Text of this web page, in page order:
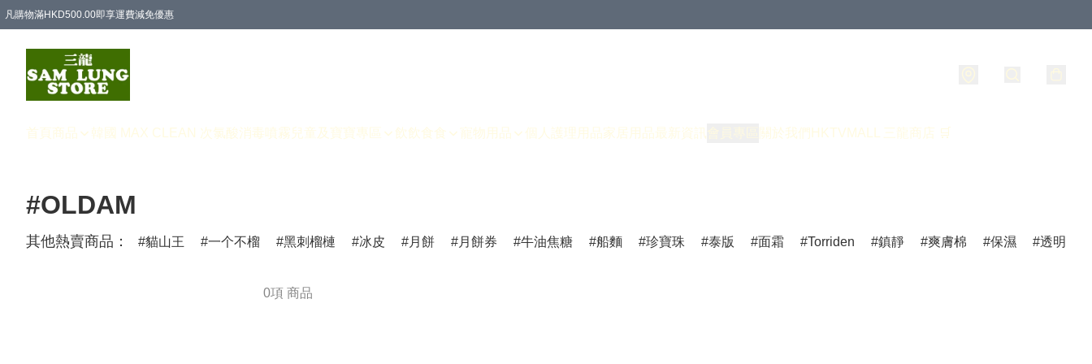
凡購物滿HKD500.00即享運費減免優惠
首頁 商品 韓國 MAX CLEAN 次氯酸消毒噴霧 兒童及寶寶專區 飲飲食食 寵物用品 個人護理用品家居用品 最新資訊 關於我們 HKTVMALL 三龍商店 🛒
#OLDAM
其他熱賣商品： 貓山王 一个不榴 黑刺榴槤 冰皮 月餅 月餅券 牛油焦糖 船麵 珍寶珠 泰版 面霜 Torriden 鎮靜 爽膚棉 保濕 透明質酸
0項 商品